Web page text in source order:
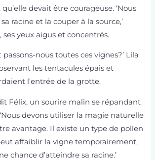
devait être courageuse. ‘Nous
racine et la couper à la source,’
ses yeux aigus et concentrés.
passons-nous toutes ces vignes?’ Lila
les tentacules épais et
l’entrée de la grotte.
dit Félix, un sourire malin se répandant
devons utiliser la magie naturelle
avantage. Il existe un type de pollen
affaiblir la vigne temporairement,
chance d’atteindre sa racine.’